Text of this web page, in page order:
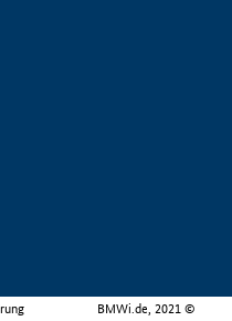
BMWi.de, 2021 ©